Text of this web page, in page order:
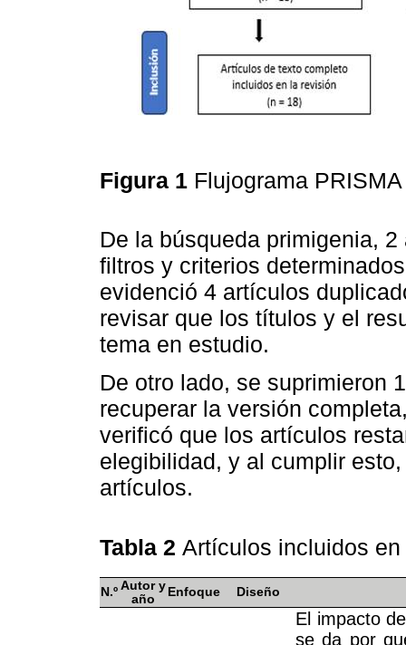
Figura 1 Flujograma
De la búsqueda primigenia,
filtros y criterios
evidenció 4 artículos
revisar que los títulos y el
tema en estudio.
De otro lado, se suprimieron
recuperar la versión
verificó que los artículos
elegibilidad, y al cumplir
artículos.
Tabla 2 Artículos incluidos
N.º Autor y
año
Enfoque Diseño
El impacto
se da por